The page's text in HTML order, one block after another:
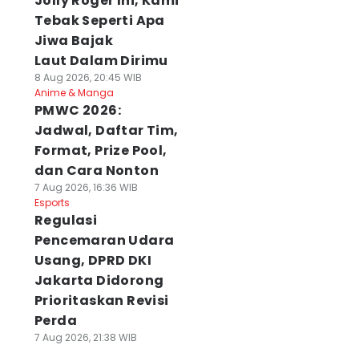
Tebak Seperti Apa
Jiwa Bajak
Laut Dalam Dirimu
8 Aug 2026, 20:45 WIB
Anime & Manga
PMWC 2026:
Jadwal, Daftar Tim,
Format, Prize Pool,
dan Cara Nonton
7 Aug 2026, 16:36 WIB
Esports
Regulasi
Pencemaran Udara
Usang, DPRD DKI
Jakarta Didorong
Prioritaskan Revisi
Perda
7 Aug 2026, 21:38 WIB